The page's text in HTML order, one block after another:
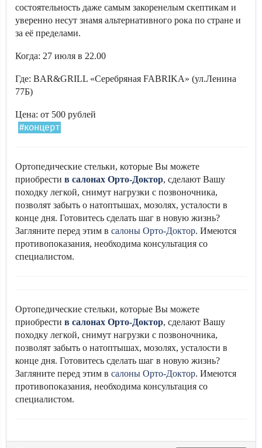
состоятельность даже самым закоренелым скептикам и
уверенно несут знамя альтернативного рока по стране и
за её пределами.
Когда: 27 июля в 22.00
Где: BAR&GRILL «Серебряная FABRIKA» (ул.Ленина
77Б)
Цена: от 500 рублей
#концерт
Ортопедические стельки, которые Вы можете
приобрести в салонах Орто-Доктор, сделают Вашу
походку легкой, снимут нагрузки с позвоночника,
позволят забыть о натоптышах, мозолях, усталости в
конце дня. Готовитесь сделать шаг в новую жизнь?
Загляните перед этим в салоны Орто-Доктор. Имеются
противопоказания, необходима консультация со
специалистом.
Ортопедические стельки, которые Вы можете
приобрести в салонах Орто-Доктор, сделают Вашу
походку легкой, снимут нагрузки с позвоночника,
позволят забыть о натоптышах, мозолях, усталости в
конце дня. Готовитесь сделать шаг в новую жизнь?
Загляните перед этим в салоны Орто-Доктор. Имеются
противопоказания, необходима консультация со
специалистом.